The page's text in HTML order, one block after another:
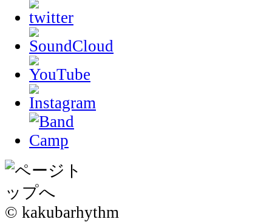
© kakubarhythm